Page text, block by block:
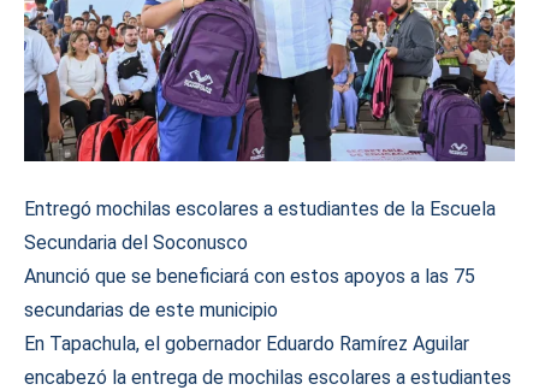
Entregó mochilas escolares a estudiantes de la Escuela
Secundaria del Soconusco
Anunció que se beneficiará con estos apoyos a las 75
secundarias de este municipio
En Tapachula, el gobernador Eduardo Ramírez Aguilar
encabezó la entrega de mochilas escolares a estudiantes